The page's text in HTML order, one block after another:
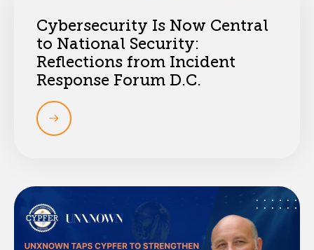
Cybersecurity Is Now Central
to National Security:
Reflections from Incident
Response Forum D.C.